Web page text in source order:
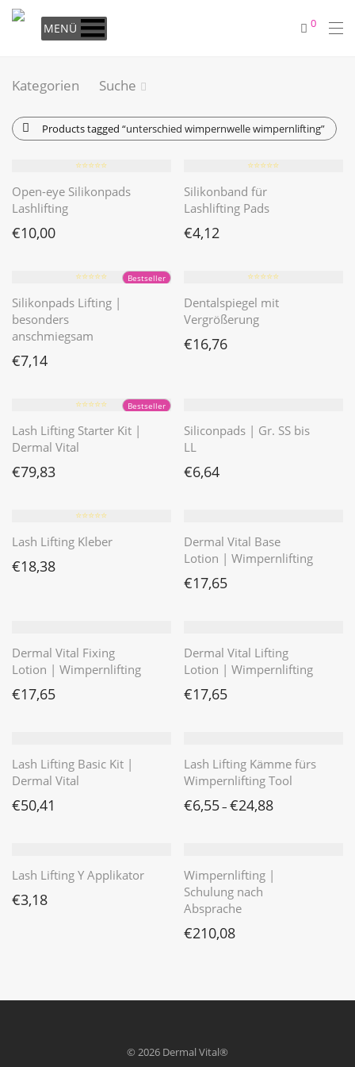
MENÜ 0
Kategorien Suche
Products tagged “unterschied wimpernwelle wimpernlifting”
⭐️⭐️⭐️⭐️⭐️
Open-eye Silikonpads
Lashlifting
€10,00
⭐️⭐️⭐️⭐️⭐️
Silikonband für
Lashlifting Pads
€4,12
Bestseller
⭐️⭐️⭐️⭐️⭐️
Silikonpads Lifting |
besonders
anschmiegsam
€7,14
⭐️⭐️⭐️⭐️⭐️
Dentalspiegel mit
Vergrößerung
€16,76
Bestseller
⭐️⭐️⭐️⭐️⭐️
Lash Lifting Starter Kit |
Dermal Vital
€79,83
Siliconpads | Gr. SS bis
LL
€6,64
⭐️⭐️⭐️⭐️⭐️
Lash Lifting Kleber
€18,38
Dermal Vital Base
Lotion | Wimpernlifting
€17,65
Dermal Vital Fixing
Lotion | Wimpernlifting
€17,65
Dermal Vital Lifting
Lotion | Wimpernlifting
€17,65
Lash Lifting Basic Kit |
Dermal Vital
€50,41
Lash Lifting Kämme fürs
Wimpernlifting Tool
€6,55– €24,88
Lash Lifting Y Applikator
€3,18
Wimpernlifting |
Schulung nach
Absprache
€210,08
© 2026 Dermal Vital®